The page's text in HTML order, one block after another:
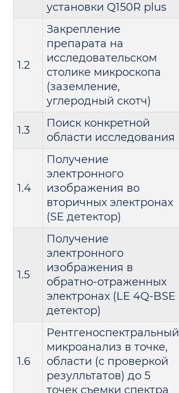
установки Q150R plus
1.2
Закрепление
препарата на
исследовательском
столике микроскопа
(заземление,
углеродный скотч)
1.3
Поиск конкретной
области исследования
1.4
Получение
электронного
изображения во
вторичных электронах
(SE детектор)
1.5
Получение
электронного
изображения в
обратно-отраженных
электронах (LE 4Q-BSE
детектор)
1.6
Рентгеноспектральный
микроанализ в точке,
области (с проверкой
резулльтатов) до 5
точек съемки спектра